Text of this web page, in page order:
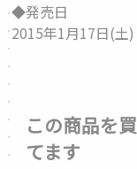
◆発売日
2015年1月17日(
この商品を
てます